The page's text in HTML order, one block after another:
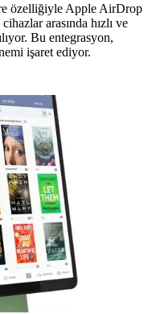
özelliğiyle Apple AirDrop
arasında hızlı ve
Bu entegrasyon,
işaret ediyor.